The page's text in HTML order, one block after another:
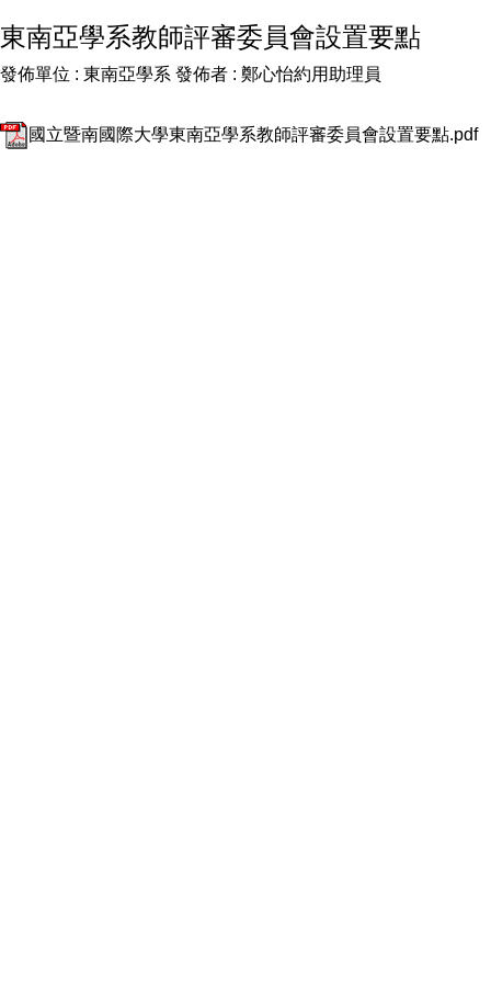
東南亞學系教師評審委員會設置要點
發佈單位 : 東南亞學系 發佈者 : 鄭心怡約用助理員
國立暨南國際大學東南亞學系教師評審委員會設置要點.pdf